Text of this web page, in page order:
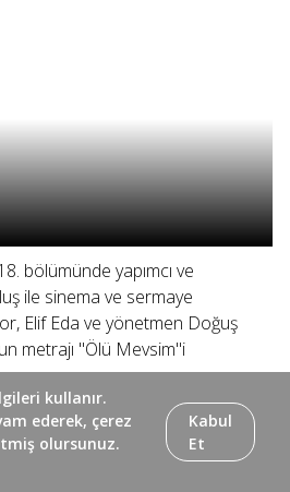
bölümünde yapımcı ve
ile sinema ve sermaye
Elif Eda ve yönetmen Doğuş
metrajı "Ölü Mevsim"i
kullanır.
ederek, çerez
olursunuz.
Kabul
Et